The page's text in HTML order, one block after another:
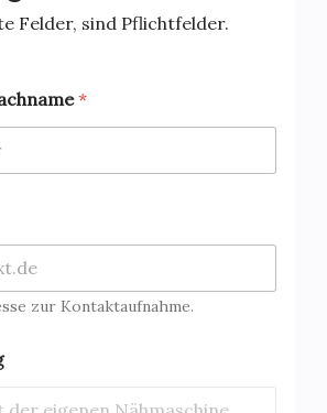
Felder, sind Pflichtfelder.
*
zur Kontaktaufnahme.